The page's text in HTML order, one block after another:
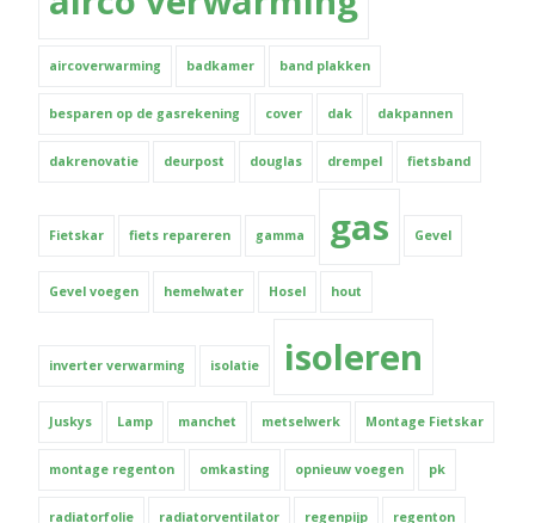
aircoverwarming badkamer band plakken
besparen op de gasrekening cover dak dakpannen
dakrenovatie deurpost douglas drempel fietsband
Fietskar fiets repareren gamma gas Gevel
Gevel voegen hemelwater Hosel hout
inverter verwarming isolatie isoleren
Juskys Lamp manchet metselwerk Montage Fietskar
montage regenton omkasting opnieuw voegen pk
radiatorfolie radiatorventilator regenpijp regenton